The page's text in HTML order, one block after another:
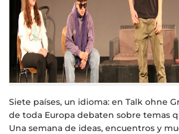
Siete países, un idioma: en Talk ohne
de toda Europa debaten sobre temas
Una semana de ideas, encuentros y